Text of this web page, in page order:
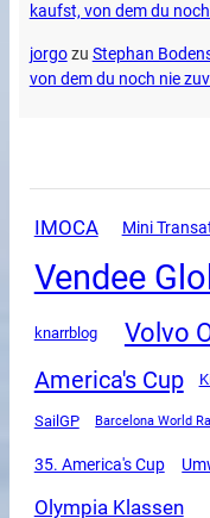
kaufst, von dem du
jorgozu Stephan
von dem du noch nie
IMOCA Mini
Vendee
knarrblog Volvo
America's Cup
SailGP Barcelona World
35. America's Cup
Olympia Klassen